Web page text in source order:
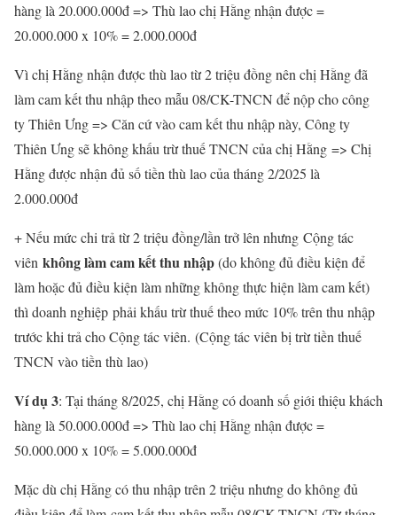
hàng là 20.000.000đ => Thù lao chị Hằng nhận được =
20.000.000 x 10% = 2.000.000đ
Vì chị Hằng nhận được thù lao từ 2 triệu đồng nên chị Hằng đã
làm cam kết thu nhập theo mẫu 08/CK-TNCN để nộp cho công
ty Thiên Ưng => Căn cứ vào cam kết thu nhập này, Công ty
Thiên Ưng sẽ không khấu trừ thuế TNCN của chị Hằng => Chị
Hằng được nhận đủ số tiền thù lao của tháng 2/2025 là
2.000.000đ
+ Nếu mức chi trả từ 2 triệu đồng/lần trở lên nhưng Cộng tác
viên không làm cam kết thu nhập(do không đủ điều kiện để
làm hoặc đủ điều kiện làm những không thực hiện làm cam kết)
thì doanh nghiệp phải khấu trừ thuế theo mức 10% trên thu nhập
trước khi trả cho Cộng tác viên. (Cộng tác viên bị trừ tiền thuế
TNCN vào tiền thù lao)
Ví dụ 3: Tại tháng 8/2025, chị Hằng có doanh số giới thiệu khách
hàng là 50.000.000đ => Thù lao chị Hằng nhận được =
50.000.000 x 10% = 5.000.000đ
Mặc dù chị Hằng có thu nhập trên 2 triệu nhưng do không đủ